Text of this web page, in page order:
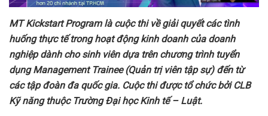
MT Kickstart Program là cuộc thi về giải quyết các tình
huống thực tế trong hoạt động kinh doanh của doanh
nghiệp dành cho sinh viên dựa trên chương trình tuyển
dụng Management Trainee (Quản trị viên tập sự) đến từ
các tập đoàn đa quốc gia. Cuộc thi được tổ chức bởi CLB
Kỹ năng thuộc Trường Đại học Kinh tế – Luật.